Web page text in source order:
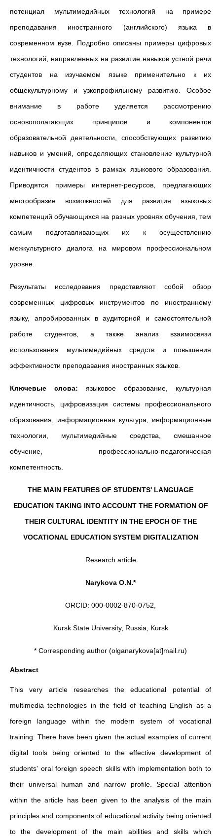
потенциал мультимедийных технологий на примере
преподавания иностранного (английского) языка в
современном вузе. Подробно описаны примеры цифровых
технологий, направленных на развитие навыков устной речи
студентов на изучаемом языке применительно к их
общекультурному и узкопрофильному развитию. Особое
внимание в работе уделяется рассмотрению
основополагающих принципов и компонентов
образовательной деятельности, способствующих развитию
навыков и умений, определяющих становление культурной
идентичности студентов в рамках языкового образования.
Приводятся примеры интернет-ресурсов, предлагающих
многообразие возможностей для развития языковых
компетенций обучающихся на разных уровнях обучения, тем
самым подготавливающих их к осуществлению
межкультурного диалога на мировом профессиональном
уровне.
Результаты исследования представляют собой обзор
современных цифровых инструментов по иностранному
языку, апробированных в аудиторной и самостоятельной
работе студентов, а также анализ взаимосвязи
использования мультимедийных средств и повышения
эффективности преподавания иностранных языков.
Ключевые слова: языковое образование, культурная
идентичность, цифровизация системы профессионального
образования, информационная культура, информационные
технологии, мультимедийные средства, смешанное
обучение, профессионально-педагогическая
компетентность.
THE MAIN FEATURES OF STUDENTS' LANGUAGE
EDUCATION TAKING INTO ACCOUNT THE FORMATION OF
THEIR CULTURAL IDENTITY IN THE EPOCH OF THE
VOCATIONAL EDUCATION SYSTEM DIGITALIZATION
Research article
Narykova O.N.*
ORCID: 000-0002-870-0752,
Kursk State University, Russia, Kursk
* Corresponding author (olganarykova[at]mail.ru)
Abstract
This very article researches the educational potential of
multimedia technologies in the field of teaching English as a
foreign language within the modern system of vocational
training. There have been given the actual examples of current
digital tools being oriented to the effective development of
students' oral foreign speech skills with implementation both to
their universal human and narrow profile. Special attention
within the article has been given to the analysis of the main
principles and components of educational activity being oriented
to the development of the main abilities and skills which